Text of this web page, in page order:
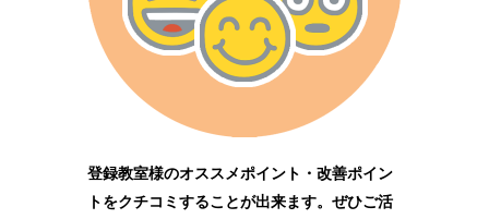
登録教室様のオススメポイント・改善ポイン
トをクチコミすることが出来ます。ぜひご活